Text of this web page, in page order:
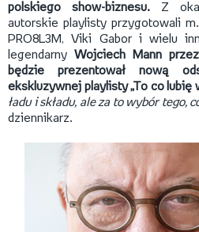
polskiego show-biznesu.Z
autorskie playlisty przygotowali
PRO8L3M, Viki Gabor i wielu
legendarny Wojciech Mann
będzie prezentował nową
ekskluzywnej playlisty „To co lubię
ładu i składu, ale za to wybór tego,
dziennikarz.